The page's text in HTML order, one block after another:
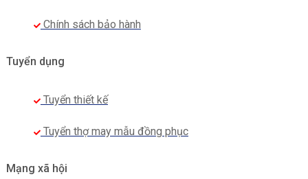
Chính sách bảo hành
Tuyển dụng
Tuyển thiết kế
Tuyển thợ may mẫu đồng phục
Mạng xã hội